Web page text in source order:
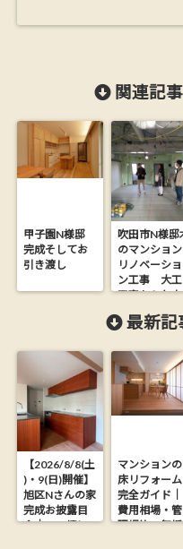
関連記
甲子園N様邸
完成そしてお
引き渡し
吹田市N様邸
のマンション
リノベーショ
ン工事 大工
工事から年末
まで
2018.1.23
最新記
【2026/8/8(土
)・9(日)開催】
旭区Nさんの家
完成お披露目
会｜26.9坪に
マンションの
床リフォーム
完全ガイド｜
費用相場・管
理規約・無垢